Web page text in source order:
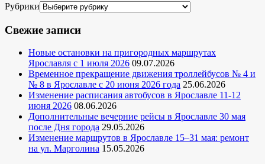
Рубрики
Свежие записи
Новые остановки на пригородных маршрутах
Ярославля с 1 июля 2026 09.07.2026
Временное прекращение движения троллейбусов № 4 и
№ 8 в Ярославле с 20 июня 2026 года 25.06.2026
Изменение расписания автобусов в Ярославле 11-12
июня 2026 08.06.2026
Дополнительные вечерние рейсы в Ярославле 30 мая
после Дня города 29.05.2026
Изменение маршрутов в Ярославле 15–31 мая: ремонт
на ул. Марголина 15.05.2026